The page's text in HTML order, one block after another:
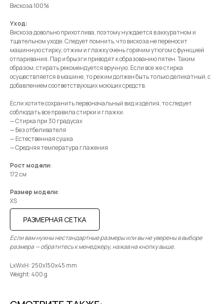
Вискоза 100%
Уход:
Вискоза довольно прихотлива, поэтому нуждается в аккуратном и
тщательном уходе. Следует помнить, что вискоза не переносит
машинную стирку, отжим и глажку очень горячим утюгом с функцией
отпаривания. Пар и брызги приводят к образованию пятен. Таким
образом, стирать рекомендуется вручную. Если все же стирка
осуществляется в машине, то режим должен быть только деликатный, с
добавлением соответствующих моющих средств.
Если хотите сохранить первоначальный вид изделия, то следует
соблюдать все правила стирки и глажки.
— Стирка при 30 градусах
— Без отбеливателя
— Естественная сушка
— Средняя температура глажения
Рост модели:
172 см
Размер модели:
XS
РАЗМЕРНАЯ СЕТКА
Если вам нужны нестандартные размеры или вы не уверены в выборе
размера — обратитесь к менеджеру, нажав на кнопку выше.
LxWxH: 250x150x45 mm
Weight: 400 g